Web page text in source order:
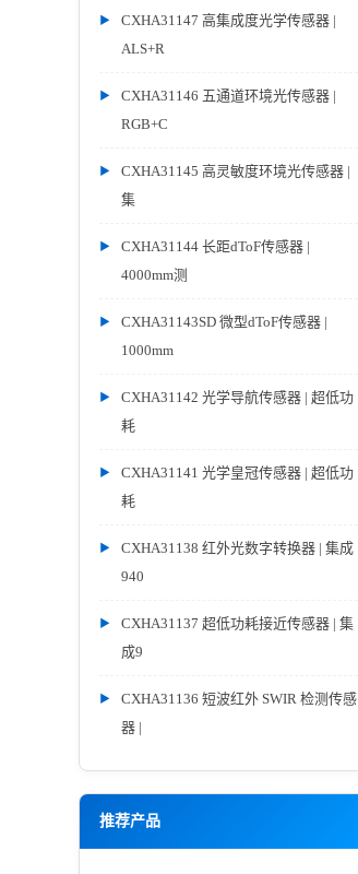
CXHA31147 高集成度光学传感器 |
ALS+R
CXHA31146 五通道环境光传感器 |
RGB+C
CXHA31145 高灵敏度环境光传感器 |
集
CXHA31144 长距dToF传感器 |
4000mm测
CXHA31143SD 微型dToF传感器 |
1000mm
CXHA31142 光学导航传感器 | 超低功
耗
CXHA31141 光学皇冠传感器 | 超低功
耗
CXHA31138 红外光数字转换器 | 集成
940
CXHA31137 超低功耗接近传感器 | 集
成9
CXHA31136 短波红外 SWIR 检测传感
器 |
推荐产品